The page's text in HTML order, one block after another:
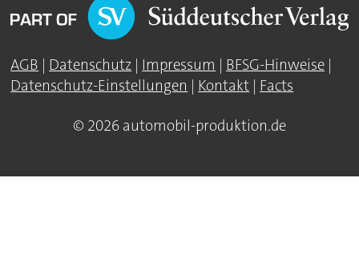
AGB | Datenschutz | Impressum | BFSG-Hinweise |
Datenschutz-Einstellungen | Kontakt | Facts
© 2026 automobil-produktion.de